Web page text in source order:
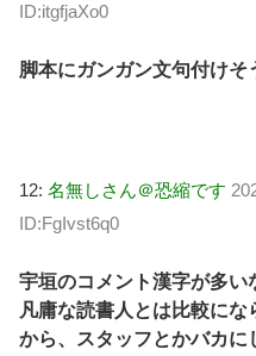
ID:itgfjaXo0
脚本にガンガン文句付けそ
12: 名無しさん＠恐縮です
ID:FgIvst6q0
宇垣のコメント漢字が多い
凡庸な読書人とは比較に
から、スタッフとかバカ